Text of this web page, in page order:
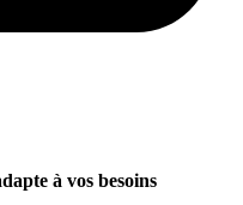
à vos besoins